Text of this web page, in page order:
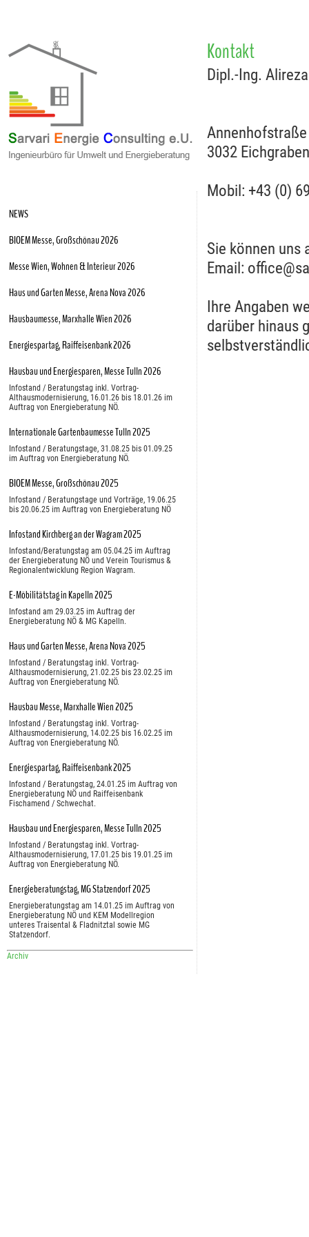
NEWS
BIOEM Messe, Großschönau 2026
Messe Wien, Wohnen & Interieur 2026
Haus und Garten Messe, Arena Nova 2026
Hausbaumesse, Marxhalle Wien 2026
Energiespartag, Raiffeisenbank 2026
Hausbau und Energiesparen, Messe Tulln 2026
Infostand / Beratungstag inkl. Vortrag-
Althausmodernisierung, 16.01.26 bis 18.01.26 im
Auftrag von Energieberatung NÖ.
Internationale Gartenbaumesse Tulln 2025
Infostand / Beratungstage, 31.08.25 bis 01.09.25
im Auftrag von Energieberatung NÖ.
BIOEM Messe, Großschönau 2025
Infostand / Beratungstage und Vorträge, 19.06.25
bis 20.06.25 im Auftrag von Energieberatung NÖ
Infostand Kirchberg an der Wagram 2025
Infostand/Beratungstag am 05.04.25 im Auftrag
der Energieberatung NÖ und Verein Tourismus &
Regionalentwicklung Region Wagram.
E-Möbilitätstag in Kapelln 2025
Infostand am 29.03.25 im Auftrag der
Energieberatung NÖ & MG Kapelln.
Haus und Garten Messe, Arena Nova 2025
Infostand / Beratungstag inkl. Vortrag-
Althausmodernisierung, 21.02.25 bis 23.02.25 im
Auftrag von Energieberatung NÖ.
Hausbau Messe, Marxhalle Wien 2025
Infostand / Beratungstag inkl. Vortrag-
Althausmodernisierung, 14.02.25 bis 16.02.25 im
Auftrag von Energieberatung NÖ.
Energiespartag, Raiffeisenbank 2025
Infostand / Beratungstag, 24.01.25 im Auftrag von
Energieberatung NÖ und Raiffeisenbank
Fischamend / Schwechat.
Hausbau und Energiesparen, Messe Tulln 2025
Infostand / Beratungstag inkl. Vortrag-
Althausmodernisierung, 17.01.25 bis 19.01.25 im
Auftrag von Energieberatung NÖ.
Energieberatungstag, MG Statzendorf 2025
Energieberatungstag am 14.01.25 im Auftrag von
Energieberatung NÖ und KEM Modellregion
unteres Traisental & Fladnitztal sowie MG
Statzendorf.
Archiv
Kontakt
Dipl.-Ing.
3032 Eichgraben
Mobil: +43 (0)
Sie können uns
Email:
Ihre Angaben
darüber hinaus